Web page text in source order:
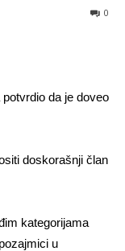
0
da je doveo
doskorašnji član
kategorijama
u